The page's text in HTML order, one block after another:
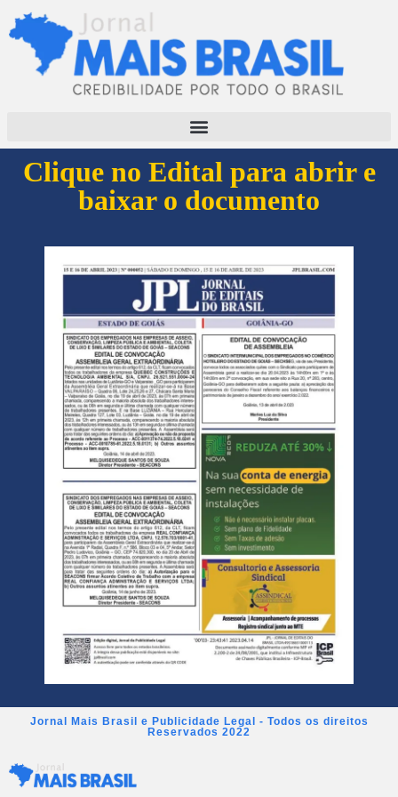
Clique no Edital para abrir e
baixar o documento
Jornal Mais Brasil e Publicidade Legal - Todos os direitos
Reservados 2022